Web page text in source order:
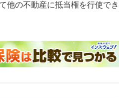
他の不動産に抵当権を行使でき